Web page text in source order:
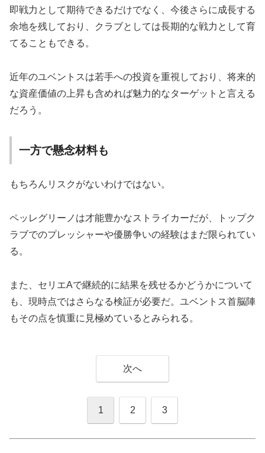
即戦力として期待できるだけでなく、今後さらに成長する
余地を残しており、クラブとしては長期的な戦力として育
てることもできる。
近年のユベントスは若手への投資を重視しており、将来的
な資産価値の上昇も含めれば魅力的なターゲットと言える
だろう。
一方で懸念材料も
もちろんリスクがないわけではない。
ペッレグリーノは才能豊かなストライカーだが、トップク
ラブでのプレッシャーや優勝争いの経験はまだ限られてい
る。
また、セリエAで継続的に結果を残せるかどうかについて
も、現時点ではさらなる検証が必要だ。ユベントス首脳陣
もその点を慎重に見極めているとみられる。
次へ
1 2 3